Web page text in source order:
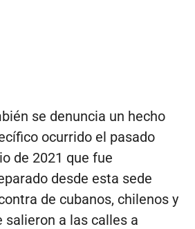
se denuncia un hecho
ocurrido el pasado
de 2021 que fue
desde esta sede
de cubanos, chilenos y
salieron a las calles a